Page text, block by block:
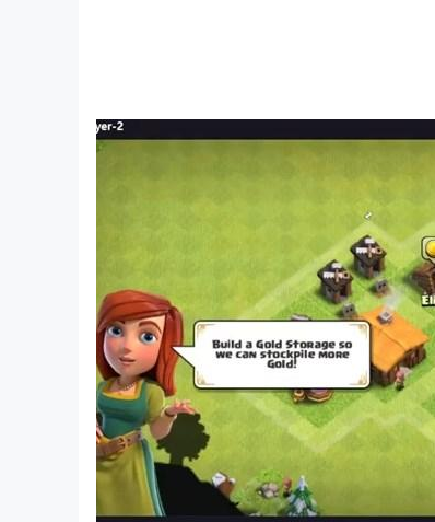
● Uji kehebatan strategimu dalam
● Hadapi lawan baru, buka strategi
● Dapatkan imbalan dan bonus luar
● Mulai perjalanan Peradabanmu pada
Multipemain dan Aliansi
● Bangun Aliansi hingga 200 pemain
● Gabung bersama sekutu untuk
● Jalin ikatan diplomatik dan
● Jalin pertemanan dengan pemain
Civilization: Eras & Allies bisa diunduh
tersedia dalam game. Kamu bisa